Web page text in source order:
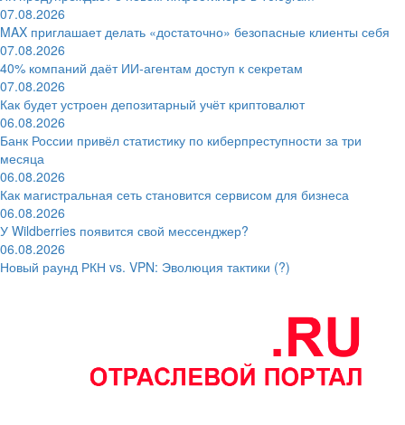
07.08.2026
MAX приглашает делать «достаточно» безопасные клиенты себя
07.08.2026
40% компаний даёт ИИ‑агентам доступ к секретам
07.08.2026
Как будет устроен депозитарный учёт криптовалют
06.08.2026
Банк России привёл статистику по киберпреступности за три
месяца
06.08.2026
Как магистральная сеть становится сервисом для бизнеса
06.08.2026
У Wildberries появится свой мессенджер?
06.08.2026
Новый раунд РКН vs. VPN: Эволюция тактики (?)